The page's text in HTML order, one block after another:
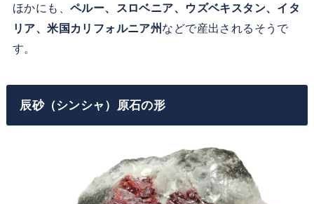
ほかにも、 ペルー、スロベニア、ウズベキスタン、イタ
リア、米国カリフォルニア州 などで産出されるそうで
す。
辰砂（シンシャ）原石の形